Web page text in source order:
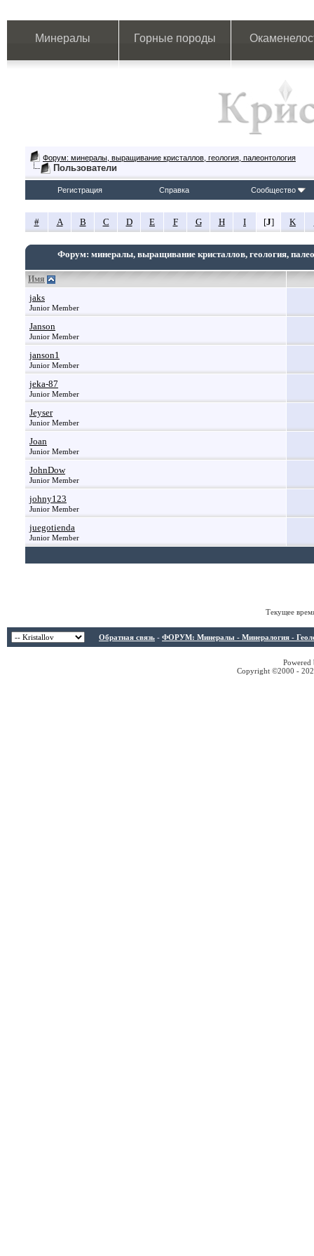
Минералы Горные породы
Форум: минералы, выращивание кристаллов, геология, палеонтология
Пользователи
Регистрация Справка Сообщество
# A B C D E F G H I [J] K
Форум: минералы, выращивание кристаллов, геология,
Имя
jaks
Junior Member
Janson
Junior Member
janson1
Junior Member
jeka-87
Junior Member
Jeyser
Junior Member
Joan
Junior Member
JohnDow
Junior Member
johny123
Junior Member
juegotienda
Junior Member
Текущее
Обратная связь - ФОРУМ: Минералы - Минералогия -
Copyright ©2000 -